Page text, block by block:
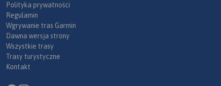
Polityka prywatności
Regulamin
Wgrywanie tras Garmin
Dawna wersja strony
Wszystkie trasy
Trasy turystyczne
Kontakt